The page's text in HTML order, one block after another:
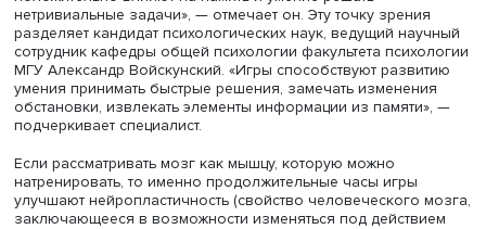
и развитию игровой стратегии у игроков.